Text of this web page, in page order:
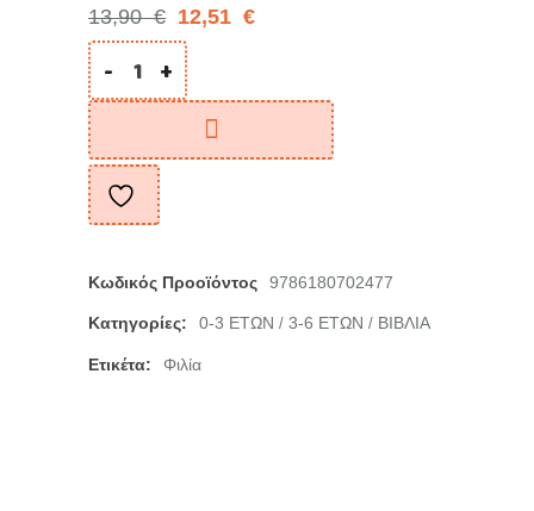
13,90 € 12,51 €
- +
Κωδικός Προοϊόντος 9786180702477
Κατηγορίες: 0-3 ΕΤΩΝ / 3-6 ΕΤΩΝ / ΒΙΒΛΙΑ
Ετικέτα: Φιλία